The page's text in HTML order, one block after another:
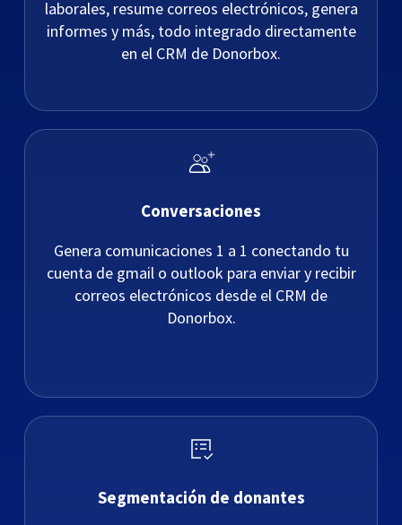
laborales, resume correos electrónicos, genera
informes y más, todo integrado directamente
en el CRM de Donorbox.
Conversaciones
Genera comunicaciones 1 a 1 conectando tu
cuenta de gmail o outlook para enviar y recibir
correos electrónicos desde el CRM de
Donorbox.
Segmentación de donantes